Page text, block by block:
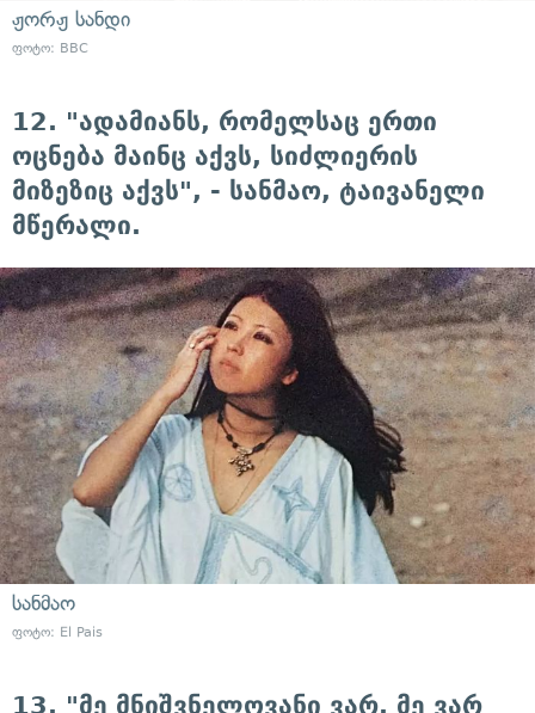
ჟორჟ სანდი
ფოტო: BBC
12. "ადამიანს, რომელსაც ერთი
ოცნება მაინც აქვს, სიძლიერის
მიზეზიც აქვს", - სანმაო, ტაივანელი
მწერალი.
სანმაო
ფოტო: El Pais
13. "მე მნიშვნელოვანი ვარ. მე ვარ